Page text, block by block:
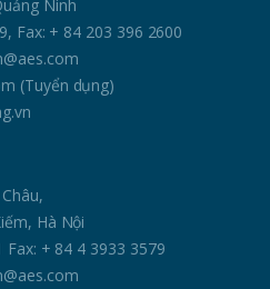
Ninh
Fax: + 84 203 396 2600
(Tuyển dụng)
Hà Nội
+ 84 4 3933 3579